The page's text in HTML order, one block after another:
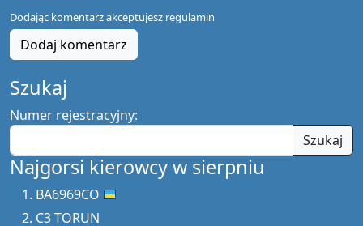
Dodając komentarz akceptujesz regulamin
Dodaj komentarz
Szukaj
Numer rejestracyjny:
Szukaj
Najgorsi kierowcy w sierpniu
BA6969CO
C3 TORUN